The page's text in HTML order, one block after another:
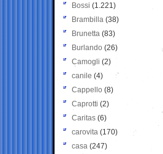
Bossi (1.221)
Brambilla (38)
Brunetta (83)
Burlando (26)
Camogli (2)
canile (4)
Cappello (8)
Caprotti (2)
Caritas (6)
carovita (170)
casa (247)